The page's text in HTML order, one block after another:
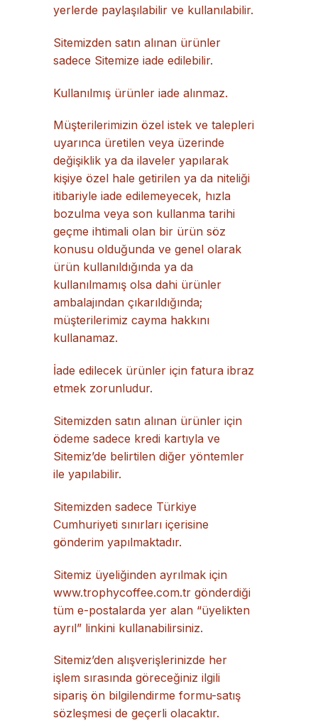
yerlerde paylaşılabilir ve kullanılabilir.
Sitemizden satın alınan ürünler
sadece Sitemize iade edilebilir.
Kullanılmış ürünler iade alınmaz.
Müşterilerimizin özel istek ve talepleri
uyarınca üretilen veya üzerinde
değişiklik ya da ilaveler yapılarak
kişiye özel hale getirilen ya da niteliği
itibariyle iade edilemeyecek, hızla
bozulma veya son kullanma tarihi
geçme ihtimali olan bir ürün söz
konusu olduğunda ve genel olarak
ürün kullanıldığında ya da
kullanılmamış olsa dahi ürünler
ambalajından çıkarıldığında;
müşterilerimiz cayma hakkını
kullanamaz.
İade edilecek ürünler için fatura ibraz
etmek zorunludur.
Sitemizden satın alınan ürünler için
ödeme sadece kredi kartıyla ve
Sitemiz’de belirtilen diğer yöntemler
ile yapılabilir.
Sitemizden sadece Türkiye
Cumhuriyeti sınırları içerisine
gönderim yapılmaktadır.
Sitemiz üyeliğinden ayrılmak için
www.trophycoffee.com.tr gönderdiği
tüm e-postalarda yer alan “üyelikten
ayrıl” linkini kullanabilirsiniz.
Sitemiz’den alışverişlerinizde her
işlem sırasında göreceğiniz ilgili
sipariş ön bilgilendirme formu-satış
sözleşmesi de geçerli olacaktır.